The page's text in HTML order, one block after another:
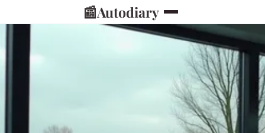
📰Autodiary